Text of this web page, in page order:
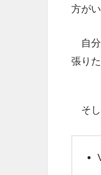
方が
自分
張り
そし